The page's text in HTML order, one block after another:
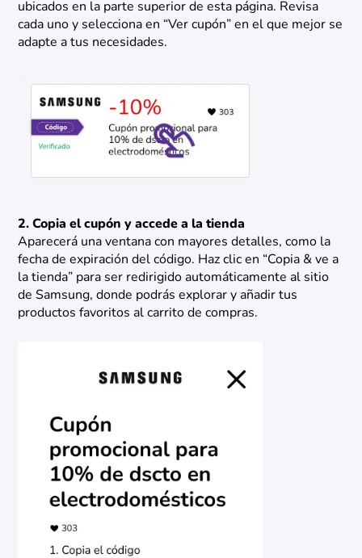
ubicados en la parte superior de esta página. Revisa
cada uno y selecciona en “Ver cupón” en el que mejor se
adapte a tus necesidades.
2. Copia el cupón y accede a la tienda
Aparecerá una ventana con mayores detalles, como la
fecha de expiración del código. Haz clic en “Copia & ve a
la tienda” para ser redirigido automáticamente al sitio
de Samsung, donde podrás explorar y añadir tus
productos favoritos al carrito de compras.